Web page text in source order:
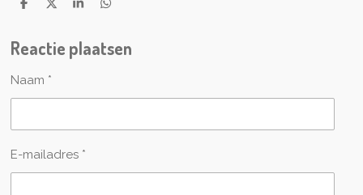
D
e
n
D
l
S
r
e
D
e
n
Reactie plaatsen
Naam *
E-mailadres *